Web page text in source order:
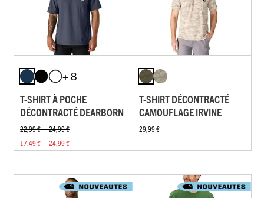
+ 8
T-SHIRT À POCHE
DÉCONTRACTÉ DEARBORN
22,99 € — 24,99 €
17,49 € — 24,99 €
T-SHIRT DÉCONTRACTÉ
CAMOUFLAGE IRVINE
29,99 €